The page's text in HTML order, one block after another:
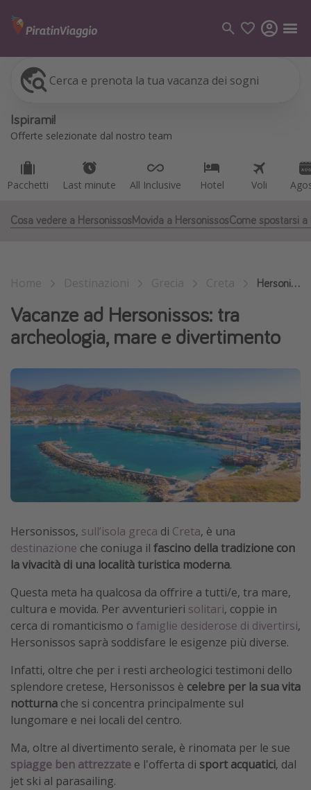
Cerca e prenota la tua vacanza dei sogni
Ispirami!
Offerte selezionate dal nostro team
Pacchetti Last minute All Inclusive Hotel Voli
Pacchetti
Voli
Vacanze
Albania
Grecia
Egitto
Tunisia
Malta
Canarie
Capo Verde
Tipo di vacanza
Vacanze last minute
Vacanze all inclusive
Vacanze estate 2026
Vacanze di Pasqua 2026
Last minute capodanno
Vacanze con bambini
Viaggi per single
Altri argomenti
Travel magazine
Calendario di viaggio
Cosa vedere a HersonissosMovida a HersonissosCome spostarsi a
Hersonissos
Vacanze ad Hersonissos: tra
archeologia, mare e divertimento
Hersonissos, sull’isola greca di Creta, è una
destinazione che coniuga il fascino della tradizione con
la vivacità di una località turistica moderna.
Questa meta ha qualcosa da offrire a tutti/e, tra mare,
cultura e movida. Per avventurieri solitari, coppie in
cerca di romanticismo o famiglie desiderose di divertirsi,
Hersonissos saprà soddisfare le esigenze più diverse.
Infatti, oltre che per i resti archeologici testimoni dello
splendore cretese, Hersonissos è celebre per la sua vita
notturna che si concentra principalmente sul
lungomare e nei locali del centro.
Ma, oltre al divertimento serale, è rinomata per le sue
spiagge ben attrezzate e l'offerta di sport acquatici, dal
jet ski al parasailing.